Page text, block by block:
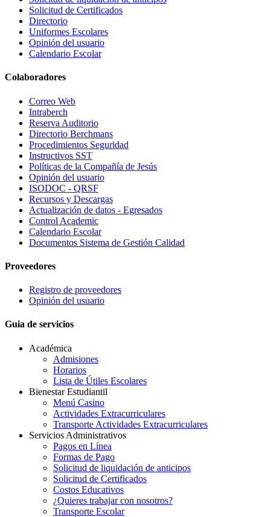
Solicitud de Certificados
Directorio
Uniformes Escolares
Opinión del usuario
Calendario Escolar
Colaboradores
Correo Web
Intraberch
Reserva Auditorio
Directorio Berchmans
Procedimientos Seguridad
Instructivos SST
Políticas de la Compañía de Jesús
Opinión del usuario
ISODOC - QRSF
Recursos y Descargas
Actualización de datos - Egresados
Control Academic
Calendario Escolar
Documentos Sistema de Gestión Calidad
Proveedores
Registro de proveedores
Opinión del usuario
Guia de servicios
Académica
Admisiones
Horarios
Lista de Útiles Escolares
Bienestar Estudiantil
Menú Casino
Actividades Extracurriculares
Transporte Actividades Extracurriculares
Servicios Administrativos
Pagos en Línea
Formas de Pago
Solicitud de liquidación de anticipos
Solicitud de Certificados
Costos Educativos
¿Quieres trabajar con nosotros?
Transporte Escolar